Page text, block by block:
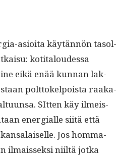
asioi­ta käytän­nön tasol­
koti­taloudessa
eikä enää kun­nan lak­
polt­tokelpoista raa­ka-
SIt­ten käy ilmeis­
ener­gialle siitä että
Jos homma­
ilmais­sek­si niiltä jot­ka